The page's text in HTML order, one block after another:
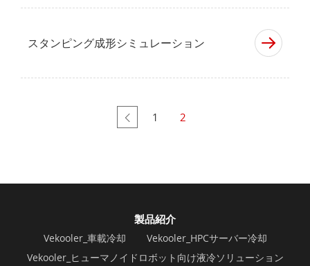
スタンピング成形シミュレーション
1 2
製品紹介
Vekooler_車載冷却
Vekooler_HPCサーバー冷却
Vekooler_ヒューマノイドロボット向け液冷ソリューション